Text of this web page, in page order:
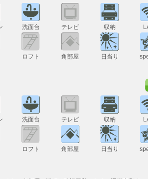
洗面台 テレビ 収納
ロフト 角部屋 日当り
洗面台 テレビ 収納
ロフト 角部屋 日当り